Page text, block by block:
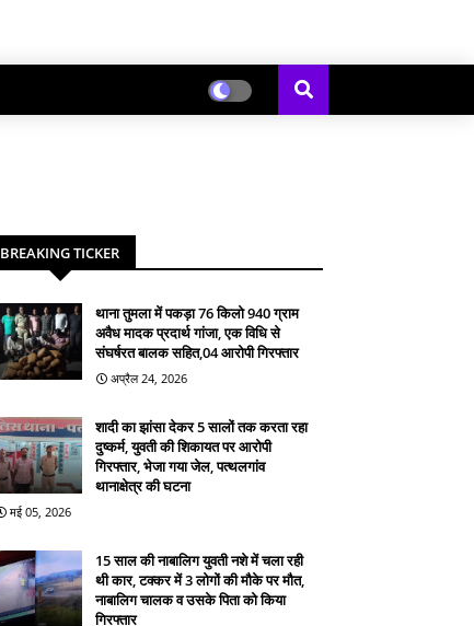
BREAKING TICKER
थाना तुमला में पकड़ा 76 किलो 940 ग्राम
अवैध मादक प्रदार्थ गांजा, एक विधि से
संघर्षरत बालक सहित,04 आरोपी गिरफ्तार
अप्रैल 24, 2026
शादी का झांसा देकर 5 सालों तक करता रहा
दुष्कर्म, युवती की शिकायत पर आरोपी
गिरफ्तार, भेजा गया जेल, पत्थलगांव
थानाक्षेत्र की घटना
मई 05, 2026
15 साल की नाबालिग युवती नशे में चला रही
थी कार, टक्कर में 3 लोगों की मौके पर मौत,
नाबालिग चालक व उसके पिता को किया
गिरफ्तार